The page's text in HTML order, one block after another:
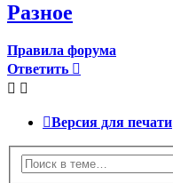
Разное
Правила форума
Ответить
Версия для печати